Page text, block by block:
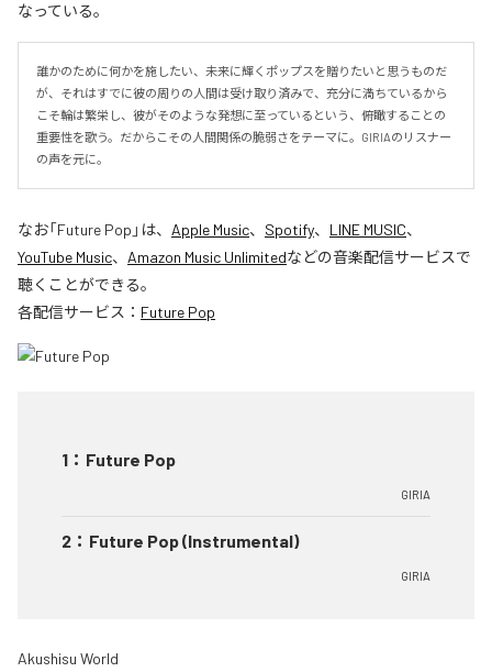
なっている。
誰かのために何かを施したい、未来に輝くポップスを贈りたいと思うものだ
が、それはすでに彼の周りの人間は受け取り済みで、充分に満ちているから
こそ輪は繁栄し、彼がそのような発想に至っているという、俯瞰することの
重要性を歌う。だからこその人間関係の脆弱さをテーマに。GIRIAのリスナー
の声を元に。
なお「Future Pop 」は、 Apple Music、 Spotify、 LINE MUSIC、
YouTube Music、 Amazon Music Unlimitedなどの音楽配信サービスで
聴くことができる。
各配信サービス： Future Pop
1 ： Future Pop
GIRIA
2 ： Future Pop (Instrumental)
GIRIA
Akushisu World